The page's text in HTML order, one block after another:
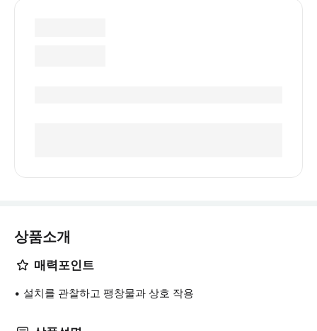
상품소개
매력포인트
설치를 관찰하고 팽창물과 상호 작용